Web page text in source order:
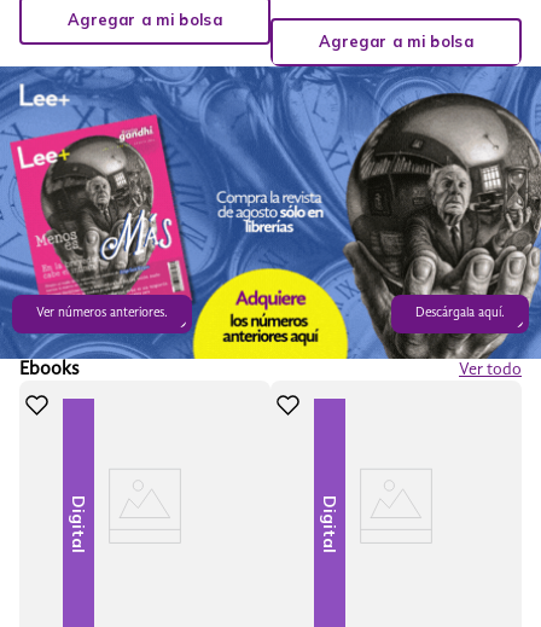
Agregar a mi bolsa
Agregar a mi bolsa
Ver números anteriores. Descárgala aquí.
Ebooks Ver todo
Digital Digital